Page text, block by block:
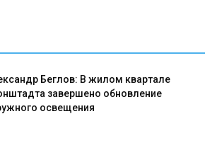
Беглов: В жилом квартале
завершено обновление
освещения